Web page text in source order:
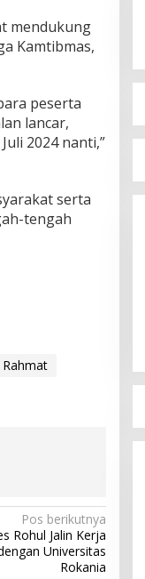
mendukung
Kamtibmas,
peserta
lancar,
2024 nanti,”
serta
tengah
Pos berikutnya
Rohul Jalin Kerja
Universitas
Rokania